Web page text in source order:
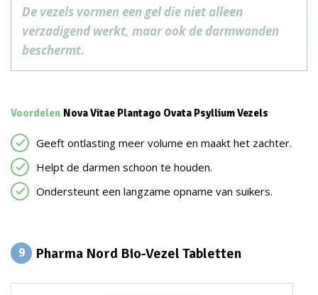
De vezels vormen een gel die niet alleen
verzadigend werkt, maar ook de darmwanden
beschermt.
Voordelen Nova Vitae Plantago Ovata Psyllium Vezels
Geeft ontlasting meer volume en maakt het zachter.
Helpt de darmen schoon te houden.
Ondersteunt een langzame opname van suikers.
9 Pharma Nord Bio-Vezel Tabletten